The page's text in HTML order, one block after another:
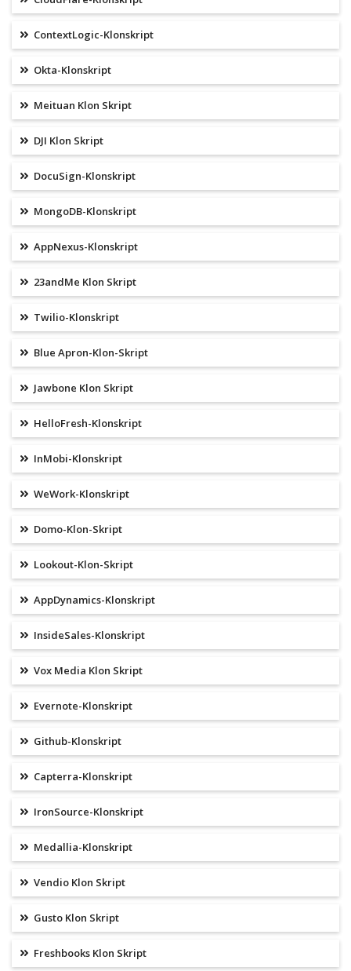
ContextLogic-Klonskript
Okta-Klonskript
Meituan Klon Skript
DJI Klon Skript
DocuSign-Klonskript
MongoDB-Klonskript
AppNexus-Klonskript
23andMe Klon Skript
Twilio-Klonskript
Blue Apron-Klon-Skript
Jawbone Klon Skript
HelloFresh-Klonskript
InMobi-Klonskript
WeWork-Klonskript
Domo-Klon-Skript
Lookout-Klon-Skript
AppDynamics-Klonskript
InsideSales-Klonskript
Vox Media Klon Skript
Evernote-Klonskript
Github-Klonskript
Capterra-Klonskript
IronSource-Klonskript
Medallia-Klonskript
Vendio Klon Skript
Gusto Klon Skript
Freshbooks Klon Skript